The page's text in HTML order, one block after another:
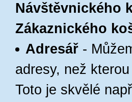
Návštěvnického
Zákaznického
Adresář -
adresy, než
Toto je skvělé